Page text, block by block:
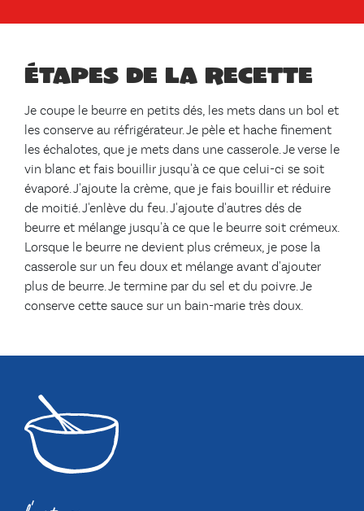
Étapes de la recette
Je coupe le beurre en petits dés, les mets dans un bol et
les conserve au réfrigérateur. Je pèle et hache finement
les échalotes, que je mets dans une casserole. Je verse le
vin blanc et fais bouillir jusqu'à ce que celui-ci se soit
évaporé. J'ajoute la crème, que je fais bouillir et réduire
de moitié. J'enlève du feu. J'ajoute d'autres dés de
beurre et mélange jusqu'à ce que le beurre soit crémeux.
Lorsque le beurre ne devient plus crémeux, je pose la
casserole sur un feu doux et mélange avant d'ajouter
plus de beurre. Je termine par du sel et du poivre. Je
conserve cette sauce sur un bain-marie très doux.